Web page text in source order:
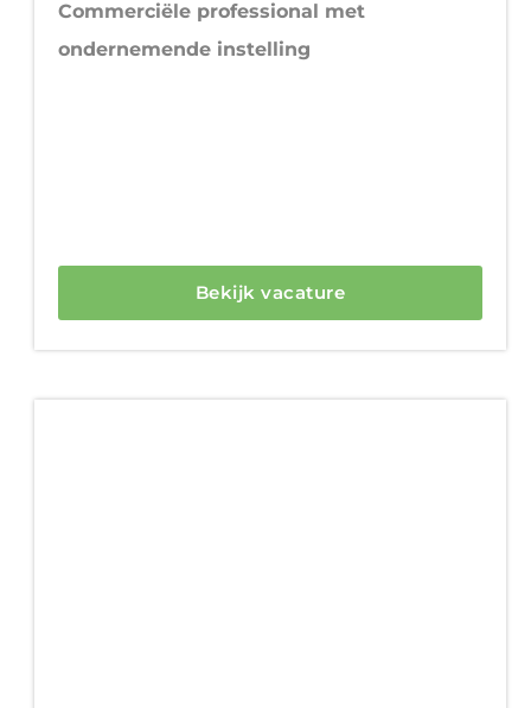
Commerciële professional met
ondernemende instelling
Bekijk vacature